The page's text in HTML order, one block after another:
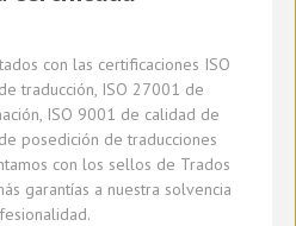
con las certificaciones ISO
traducción, ISO 27001 de
ISO 9001 de calidad de
posedición de traducciones
con los sellos de Trados
garantías a nuestra solvencia